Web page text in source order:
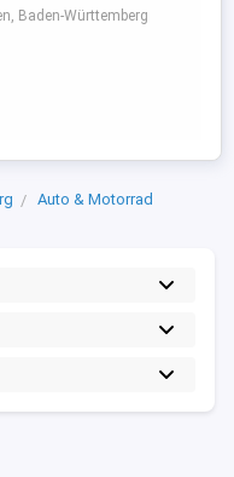
4 relativ neue Winterreifen
Inspektion,
neu 2020 mit ca. 249
Baden-Württemberg
Auto & Motorrad